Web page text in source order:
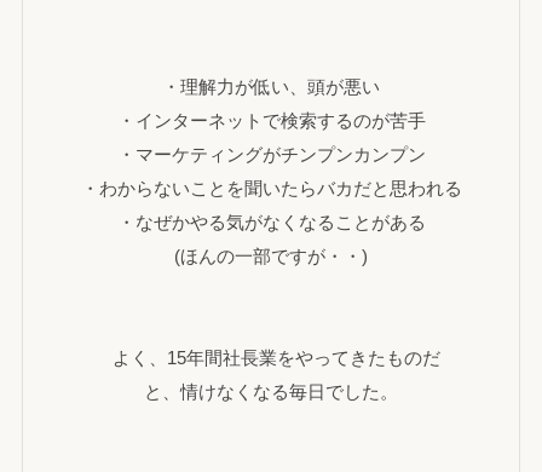
・理解力が低い、頭が悪い
・インターネットで検索するのが苦手
・マーケティングがチンプンカンプン
・わからないことを聞いたらバカだと思われる
・なぜかやる気がなくなることがある
(ほんの一部ですが・・)
よく、15年間社長業をやってきたものだ
と、情けなくなる毎日でした。